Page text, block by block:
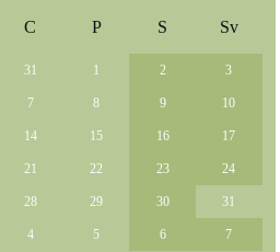
C P S Sv
31 1 2 3
7 8 9 10
14 15 16 17
21 22 23 24
28 29 30 31
4 5 6 7